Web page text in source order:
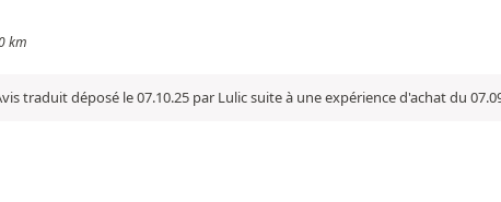
km
traduit déposé le 07.10.25 par Lulic suite à une expérience d'achat du